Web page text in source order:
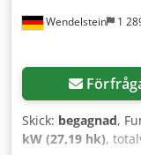
Wendelstein 1
Skick: begagnad,
kW (27,19 hk),